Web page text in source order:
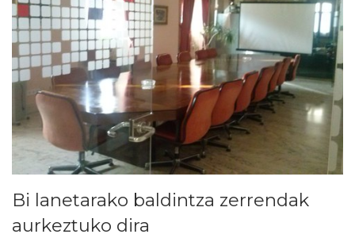
Bi lanetarako baldintza zerrendak
aurkeztuko dira